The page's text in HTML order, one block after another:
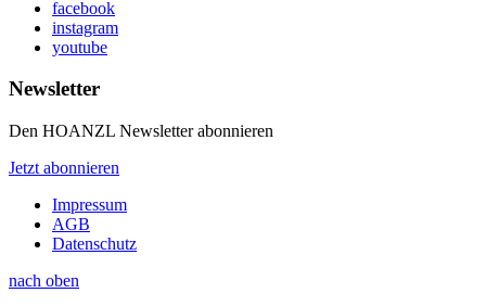
facebook
instagram
youtube
Newsletter
Den HOANZL Newsletter abonnieren
Jetzt abonnieren
Impressum
AGB
Datenschutz
nach oben